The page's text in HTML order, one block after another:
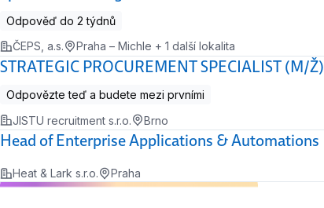
Odpověď do 2 týdnů
ČEPS, a.s.
Praha – Michle + 1 další lokalita
STRATEGIC PROCUREMENT SPECIALIST (M/Ž)
Odpovězte teď a budete mezi prvními
JISTU recruitment s.r.o.
Brno
Head of Enterprise Applications & Automations
Heat & Lark s.r.o. Praha